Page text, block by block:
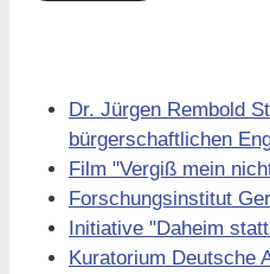
Dr. Jürgen Rembold
bürgerschaftlichen
Film "Vergiß mein
Forschungsinstitut
Initiative "Daheim
Kuratorium Deutsche